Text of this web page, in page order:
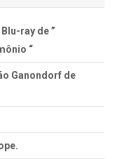
ray de ”
“
Ganondorf de